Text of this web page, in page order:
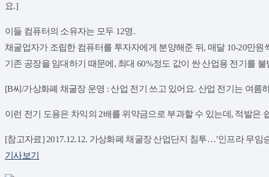
요.]
​이들 컴퓨터의 소유자는 모두 12명.
채굴업자가 조립한 컴퓨터를 투자자에게 분양해준 뒤, 매달 10-20만
기존 공장을 임대하기 때문에, 최대 60%정도 값이 싼 산업용 전기를
​[B씨/가상화폐 채굴장 운영 : 산업 전기 쓰고 있어요. 산업 전기는 여
이런 전기 도용은 차익의 2배를 위약금으로 부과할 수 있는데, 적발
[참고자료] 2017.12.12. 가상화폐 채굴장 산업단지 침투…’인프라 무임
기사보기